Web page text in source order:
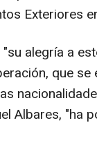
Exteriores
alegría a
que se
Albares, "ha